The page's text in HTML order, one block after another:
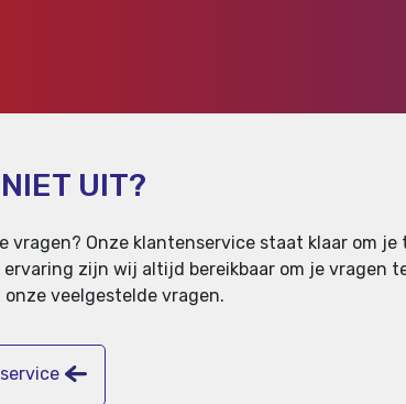
UIT?
vragen? Onze klantenservice staat klaar om je
zijn wij altijd bereikbaar om je vragen
veelgestelde vragen.